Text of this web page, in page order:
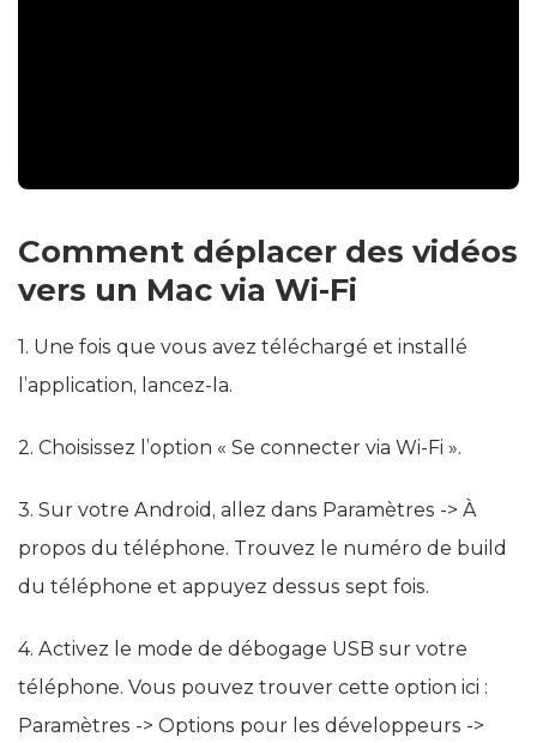
Comment déplacer des vidéos
vers un Mac via Wi-Fi
1. Une fois que vous avez téléchargé et installé
3. Sur votre Android, allez dans Paramètres -> À
propos du téléphone. Trouvez le numéro de build
4. Activez le mode de débogage USB sur votre
téléphone. Vous pouvez trouver cette option ici :